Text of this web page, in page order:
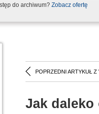
do archiwum? Zobacz ofertę
POPRZEDNI ARTYKUŁ Z
Jak